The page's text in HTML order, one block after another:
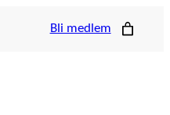
Bli medlem